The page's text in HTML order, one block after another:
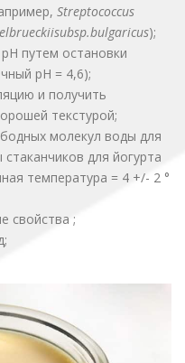
Streptococcus
);
путем остановки
pH = 4,6);
и получить
текстурой;
молекул воды для
для йогурта
температура = 4 +/- 2 °
свойства ;